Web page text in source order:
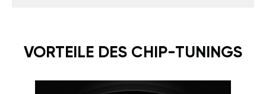
VORTEILE DES CHIP-TUNINGS